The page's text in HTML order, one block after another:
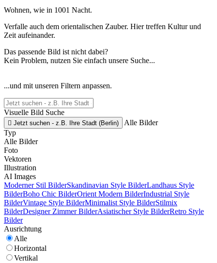
Wohnen, wie in 1001 Nacht.
Verfalle auch dem orientalischen Zauber. Hier treffen Kultur und
Zeit aufeinander.
Das passende Bild ist nicht dabei?
Kein Problem, nutzen Sie einfach unsere Suche...
...und mit unseren Filtern anpassen.
Visuelle Bild Suche
 Jetzt suchen - z.B. Ihre Stadt (Berlin)
Alle Bilder
Typ
Alle Bilder
Foto
Vektoren
Illustration
AI Images
Moderner Stil BilderSkandinavian Style BilderLandhaus Style
BilderBoho Chic BilderOrient Modern BilderIndustrial Style
BilderVintage Style BilderMinimalist Style BilderStilmix
BilderDesigner Zimmer BilderAsiatischer Style BilderRetro Style
Bilder
Ausrichtung
Alle
Horizontal
Vertikal